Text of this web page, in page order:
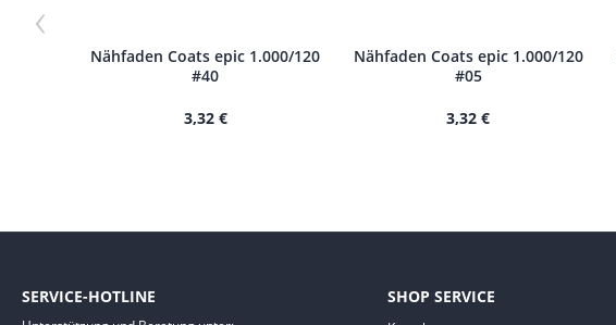
‹
Nähfaden Coats epic 1.000/120
#40
3,32 €
Nähfaden Coats epic 1.000/120
#05
3,32 €
SERVICE-HOTLINE SHOP SERVICE